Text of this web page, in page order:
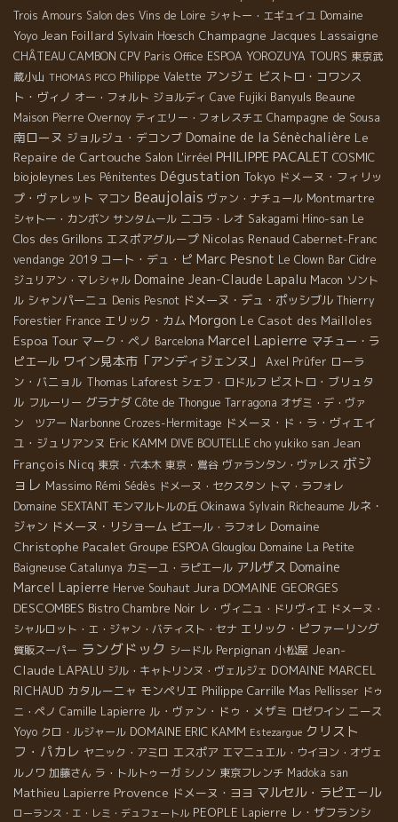
Trois Amours Salon des Vins de Loire シャトー・エギュイユ Domaine
Yoyo Jean Foillard Sylvain Hoesch Champagne Jacques Lassaigne
CHÂTEAU CAMBON CPV Paris Office ESPOA YOROZUYA TOURS 東京武
蔵小山 THOMAS PICO Philippe Valette アンジェ ビストロ・コワンス
ト・ヴィノ オー・フォルト ジョルディ Cave Fujiki Banyuls Beaune
Maison Pierre Overnoy ティエリー・フォレスチエ Champagne de Sousa
南ローヌ ジョルジュ・デコンブ Domaine de la Sénèchalière Le
Repaire de Cartouche Salon L'irréel PHILIPPE PACALET COSMIC
biojoleynes Les Pénitentes Dégustation Tokyo ドメーヌ・フィリッ
プ・ヴァレット マコン Beaujolais ヴァン・ナチュール Montmartre
シャトー・カンボン サンタムール ニコラ・レオ Sakagami Hino-san Le
Clos des Grillons エスポアグループ Nicolas Renaud Cabernet-Franc
vendange 2019 コート・デュ・ピ Marc Pesnot Le Clown Bar Cidre
ジュリアン・マレシャル Domaine Jean-Claude Lapalu Macon ソント
ル シャンパーニュ Denis Pesnot ドメーヌ・デュ・ポッシブル Thierry
Forestier France エリック・カム Morgon Le Casot des Mailloles
Espoa Tour マーク・ペノ Barcelona Marcel Lapierre マチュー・ラ
ピエール ワイン見本市「アンディジェンヌ」 Axel Prüfer ローラ
ン・バニョル Thomas Laforest シェフ・ロドルフ ビストロ・ブリュタ
ル フルーリー グラナダ Côte de Thongue Tarragona オザミ・デ・ヴァ
ン ツアー Narbonne Crozes-Hermitage ドメーヌ・ド・ラ・ヴィエイ
ユ・ジュリアンヌ Eric KAMM DIVE BOUTELLE cho yukiko san Jean
François Nicq 東京・六本木 東京・鴬谷 ヴァランタン・ヴァレス ボジ
ョレ Massimo Rémi Sédès ドメーヌ・セクスタン トマ・ラフォレ
Domaine SEXTANT モンマルトルの丘 Okinawa Sylvain Richeaume ルネ・
ジャン ドメーヌ・リショーム ピエール・ラフォレ Domaine
Christophe Pacalet Groupe ESPOA Glouglou Domaine La Petite
Baigneuse Catalunya カミーユ・ラピエール アルザス Domaine
Marcel Lapierre Herve Souhaut Jura DOMAINE GEORGES
DESCOMBES Bistro Chambre Noir レ・ヴィニュ・ドリヴィエ ドメーヌ・
シャルロット・エ・ジャン・バティスト・セナ エリック・ピファーリング
質販スーパー ラングドック シードル Perpignan 小松屋 Jean-
Claude LAPALU ジル・キャトリンヌ・ヴェルジェ DOMAINE MARCEL
RICHAUD カタルーニャ モンペリエ Philippe Carrille Mas Pellisser ドゥ
ニ・ペノ Camille Lapierre ル・ヴァン・ドゥ・メザミ ロゼワイン ニース
Yoyo クロ・ルジャール DOMAINE ERIC KAMM Estezargue クリスト
フ・パカレ ヤニック・アミロ エスポア エマニュエル・ウイヨン・オヴェ
ルノワ 加藤さん ラ・トルトゥーガ シノン 東京フレンチ Madoka san
Mathieu Lapierre Provence ドメーヌ・ヨヨ マルセル・ラピエ－ル
ローランス・エ・レミ・デュフェートル PEOPLE Lapierre レ・ザフランシ